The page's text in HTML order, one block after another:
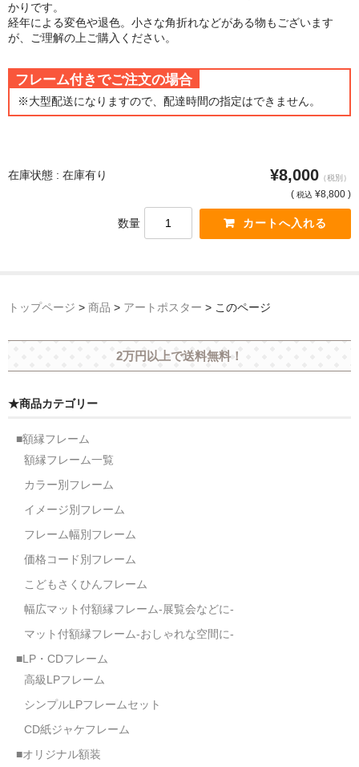
Folon
olivetti
猫・ねこ・ネコ
額装品
アンリ・マティス額装
カッズミイダ×手塚治虫額装
Classic Pooh額装
支払方法・送料・納期
よくあるご質問
FAX専用ご注文用紙
メンバー
カート
For overseas customers
サイトマップ
かりです。
経年による変色や退色。小さな角折れなどがある物もございます
が、ご理解の上ご購入ください。
フレーム付きでご注文の場合
※大型配送になりますので、配達時間の指定はできません。
在庫状態 : 在庫有り ¥8,000 （税別）
( 税込 ¥8,800 )
数量
トップページ > 商品 > アートポスター > このページ
2万円以上で送料無料！
★商品カテゴリー
■額縁フレーム
額縁フレーム一覧
カラー別フレーム
イメージ別フレーム
フレーム幅別フレーム
価格コード別フレーム
こどもさくひんフレーム
幅広マット付額縁フレーム-展覧会などに-
マット付額縁フレーム-おしゃれな空間に-
■LP・CDフレーム
高級LPフレーム
シンプルLPフレームセット
CD紙ジャケフレーム
■オリジナル額装